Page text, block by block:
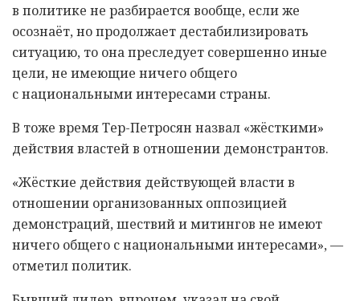
в политике не разбирается вообще, если же
осознаëт, но продолжает дестабилизировать
ситуацию, то она преследует совершенно иные
цели, не имеющие ничего общего
с национальными интересами страны.
В тоже время Тер-Петросян назвал «жëсткими»
действия властей в отношении демонстрантов.
«Жëсткие действия действующей власти в
отношении организованных оппозицией
демонстраций, шествий и митингов не имеют
ничего общего с национальными интересами», —
отметил политик.